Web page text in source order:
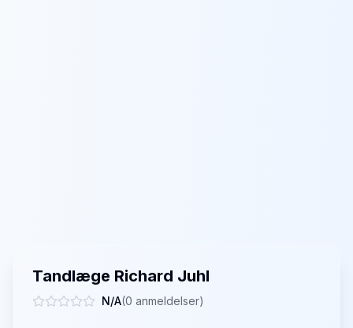
Tandlæge Richard Juhl
N/A(0 anmeldelser)